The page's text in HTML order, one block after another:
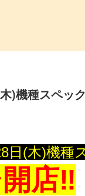
)機種スペッ
日(木)機種
店‼